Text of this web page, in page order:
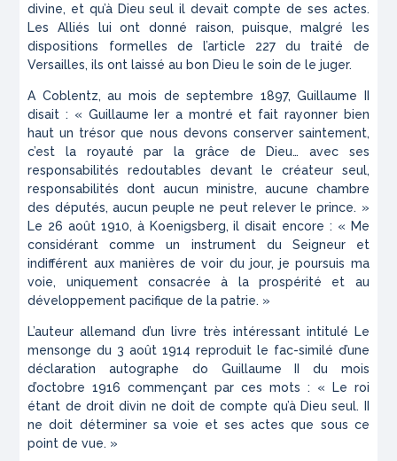
divine, et qu’à Dieu seul il devait compte de ses actes.
Les Alliés lui ont donné raison, puisque, malgré les
dispositions formelles de l’article 227 du traité de
Versailles, ils ont laissé au bon Dieu le soin de le juger.
A Coblentz, au mois de septembre 1897, Guillaume II
disait : « Guillaume Ier a montré et fait rayonner bien
haut un trésor que nous devons conserver saintement,
c’est la royauté par la grâce de Dieu… avec ses
responsabilités redoutables devant le créateur seul,
responsabilités dont aucun ministre, aucune chambre
des députés, aucun peuple ne peut relever le prince. »
Le 26 août 1910, à Koenigsberg, il disait encore : « Me
considérant comme un instrument du Seigneur et
indifférent aux manières de voir du jour, je poursuis ma
voie, uniquement consacrée à la prospérité et au
développement pacifique de la patrie. »
L’auteur allemand d’un livre très intéressant intitulé
Le
mensonge du 3 août 1914 reproduit le fac-similé d’une
déclaration autographe do Guillaume II du mois
d’octobre 1916 commençant par ces mots : « Le roi
étant de droit divin ne doit de compte qu’à Dieu seul. II
ne doit déterminer sa voie et ses actes que sous ce
point de vue. »